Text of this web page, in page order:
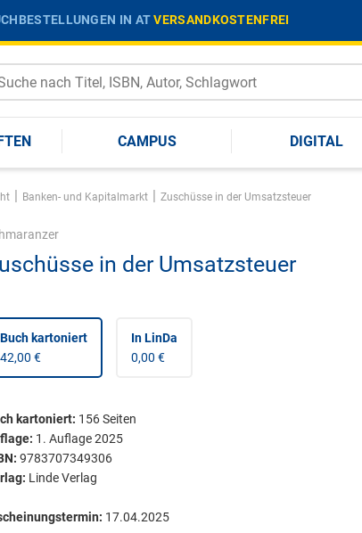
IN ATVERSANDKOSTENFREI
CAMPUS DIGITAL
| Banken- und Kapitalmarkt | Zuschüsse in der Umsatzsteuer
in der Umsatzsteuer
Buch kartoniert
42,00 €
In LinDa
0,00 €
kartoniert: 156Seiten
1. Auflage 2025
9783707349306
Linde Verlag
17.04.2025